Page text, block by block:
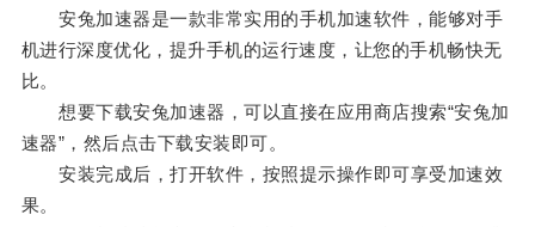
安兔加速器是一款非常实用的手机加速软件，能够对手
机进行深度优化，提升手机的运行速度，让您的手机畅快无
比。
想要下载安兔加速器，可以直接在应用商店搜索“安兔加
速器”，然后点击下载安装即可。
安装完成后，打开软件，按照提示操作即可享受加速效
果。